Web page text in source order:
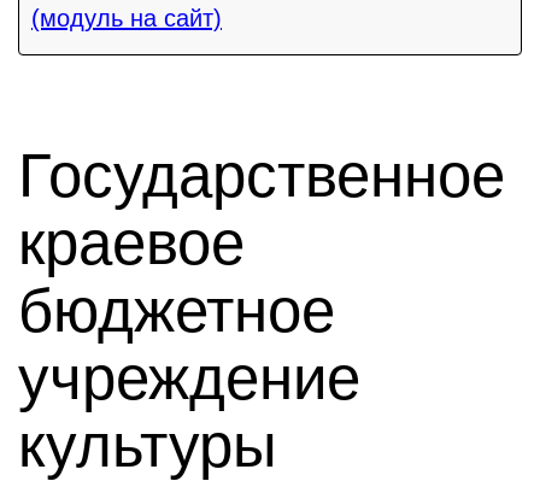
(модуль на сайт)
Государственное
краевое
бюджетное
учреждение
культуры